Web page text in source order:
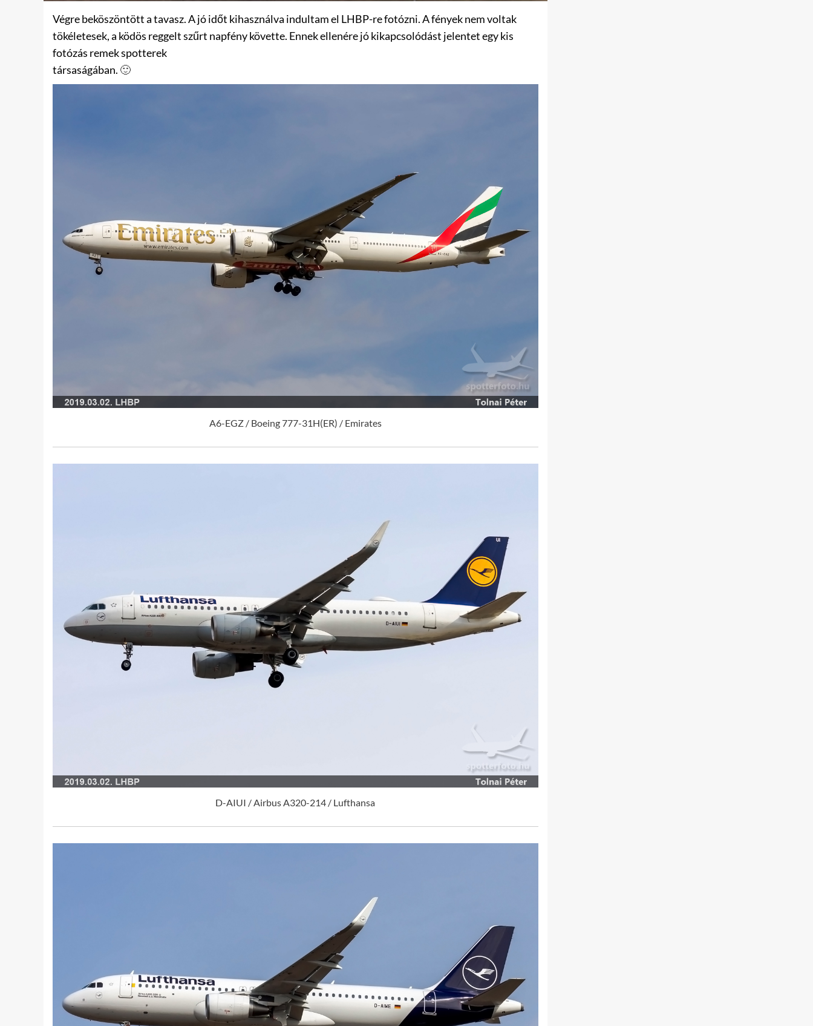
Végre beköszöntött a tavasz. A jó időt kihasználva indultam el LHBP-re fotózni. A fények nem voltak
tökéletesek, a ködös reggelt szűrt napfény követte. Ennek ellenére jó kikapcsolódást jelentet egy kis
fotózás remek spotterek
társaságában. 🙂
A6-EGZ / Boeing 777-31H(ER) / Emirates
D-AIUI / Airbus A320-214 / Lufthansa